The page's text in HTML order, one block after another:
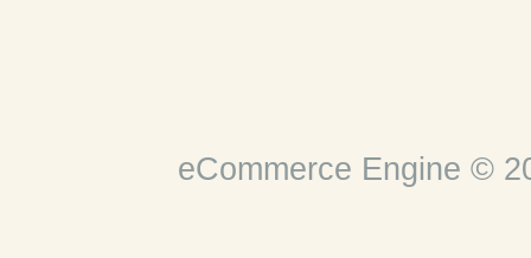
eCommerce Engine ©